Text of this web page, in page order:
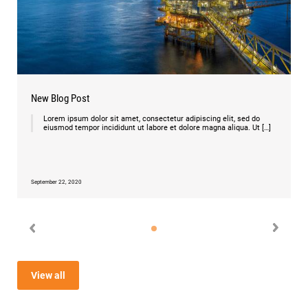
New Blog Post
Lorem ipsum dolor sit amet, consectetur adipiscing elit, sed do
eiusmod tempor incididunt ut labore et dolore magna aliqua. Ut […]
September 22, 2020
View all